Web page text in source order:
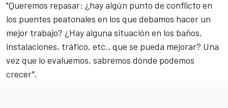
"Queremos repasar: ¿hay algún punto de conflicto en
los puentes peatonales en los que debamos hacer un
mejor trabajo? ¿Hay alguna situación en los baños,
instalaciones, tráfico, etc., que se pueda mejorar? Una
vez que lo evaluemos, sabremos dónde podemos
crecer".